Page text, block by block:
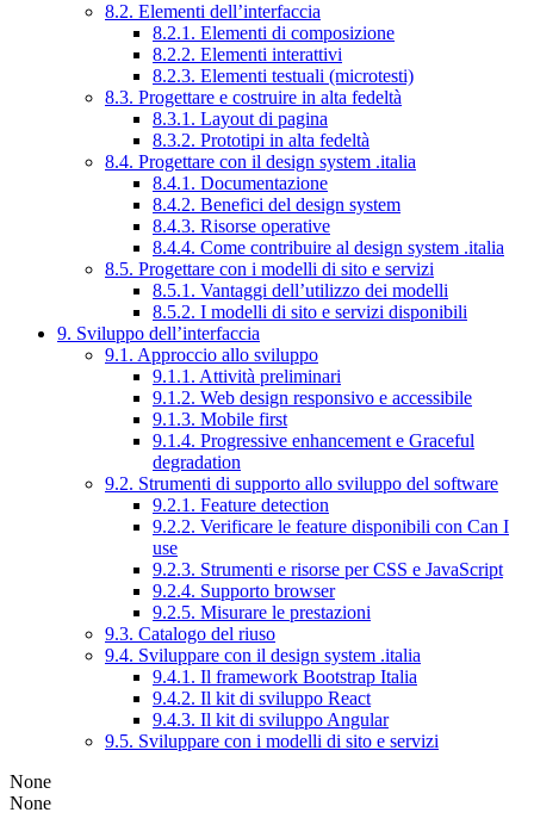
8.2. Elementi dell’interfaccia
8.2.1. Elementi di composizione
8.2.2. Elementi interattivi
8.2.3. Elementi testuali (microtesti)
8.3. Progettare e costruire in alta fedeltà
8.3.1. Layout di pagina
8.3.2. Prototipi in alta fedeltà
8.4. Progettare con il design system .italia
8.4.1. Documentazione
8.4.2. Benefici del design system
8.4.3. Risorse operative
8.4.4. Come contribuire al design system .italia
8.5. Progettare con i modelli di sito e servizi
8.5.1. Vantaggi dell’utilizzo dei modelli
8.5.2. I modelli di sito e servizi disponibili
9. Sviluppo dell’interfaccia
9.1. Approccio allo sviluppo
9.1.1. Attività preliminari
9.1.2. Web design responsivo e accessibile
9.1.3. Mobile first
9.1.4. Progressive enhancement e Graceful
degradation
9.2. Strumenti di supporto allo sviluppo del software
9.2.1. Feature detection
9.2.2. Verificare le feature disponibili con Can I
use
9.2.3. Strumenti e risorse per CSS e JavaScript
9.2.4. Supporto browser
9.2.5. Misurare le prestazioni
9.3. Catalogo del riuso
9.4. Sviluppare con il design system .italia
9.4.1. Il framework Bootstrap Italia
9.4.2. Il kit di sviluppo React
9.4.3. Il kit di sviluppo Angular
9.5. Sviluppare con i modelli di sito e servizi
None
None